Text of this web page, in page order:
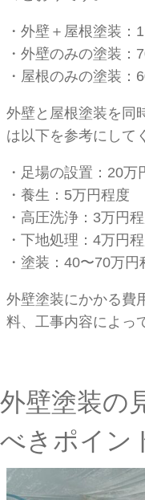
・外壁＋屋根塗装：
・外壁のみの塗装：
・屋根のみの塗装：
外壁と屋根塗装を同
は以下を参考にして
・足場の設置：20万
・養生：5万円程度
・高圧洗浄：3万円
・下地処理：4万円
・塗装：40〜70万円
外壁塗装にかかる費
料、工事内容によっ
外壁塗装の
べきポイン